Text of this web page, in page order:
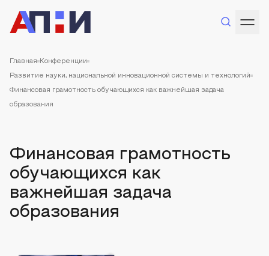
Главная Конференции
Развитие науки, национальной инновационной системы и технологий
Финансовая грамотность обучающихся как важнейшая задача
образования
Финансовая грамотность
обучающихся как
важнейшая задача
образования